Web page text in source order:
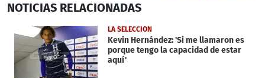
seconds
minutes,
seconds
NOTICIAS RELACIONADAS
LA SELECCIÓN
Kevin Hernández: 'Si me llamaron es
porque tengo la capacidad de estar
aquí'